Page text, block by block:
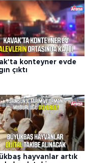
konteyner evde
çıktı
hayvanlar artık